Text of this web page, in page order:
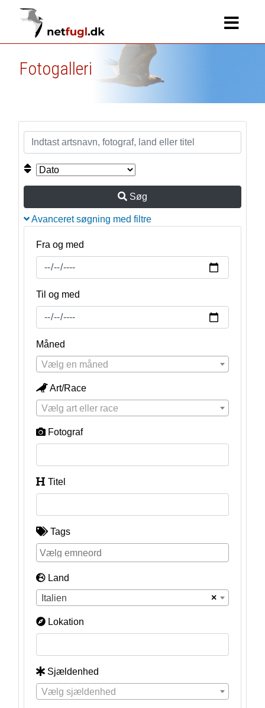
Fotogalleri
Søg
Avanceret søgning med filtre
Fra og med
Til og med
Måned
Vælg en måned
Art/Race
Vælg art eller race
Fotograf
Titel
Tags
Land
×
Italien
Lokation
Sjældenhed
Vælg sjældenhed